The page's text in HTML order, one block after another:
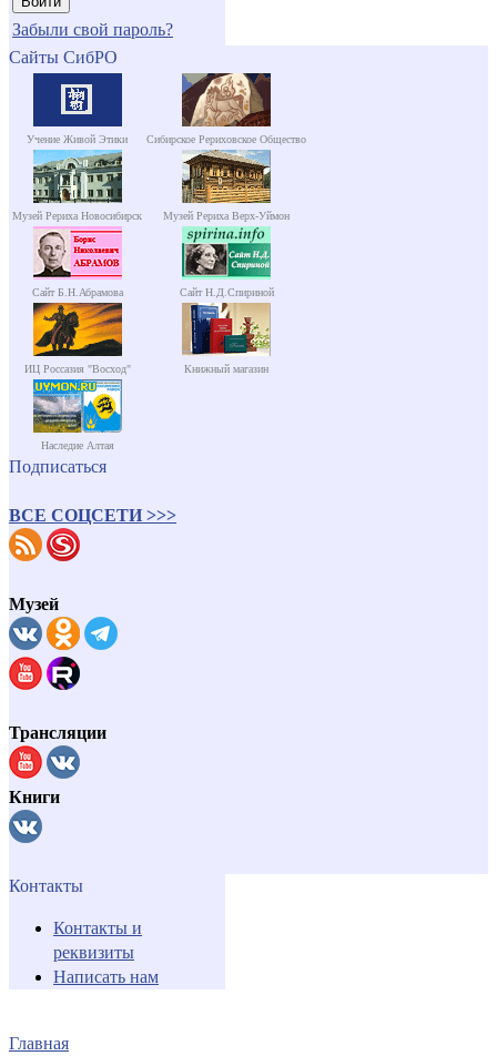
Забыли свой пароль?
Сайты СибРО
Учение Живой Этики Сибирское Рериховское Общество
Музей Рериха Новосибирск Музей Рериха Верх-Уймон
Сайт Б.Н.Абрамова Сайт Н.Д.Спириной
ИЦ Россазия "Восход" Книжный магазин
Наследие Алтая
Подписаться
ВСЕ СОЦСЕТИ >>>
Музей
Трансляции
Книги
Контакты
Контакты и
реквизиты
Написать нам
Главная